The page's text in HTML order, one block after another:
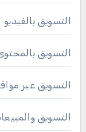
التسويق بالفيديو
التسويق
التسويق عبر
التسويق